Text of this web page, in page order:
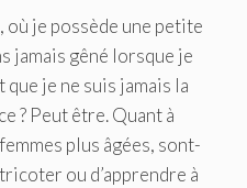
où je possède une petite
jamais gêné lorsque je
je ne suis jamais la
? Peut être. Quant à
plus âgées, sont-
ou d’apprendre à